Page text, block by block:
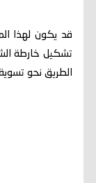
قد يكون لهذا
تشكيل خارطة
الطريق نحو